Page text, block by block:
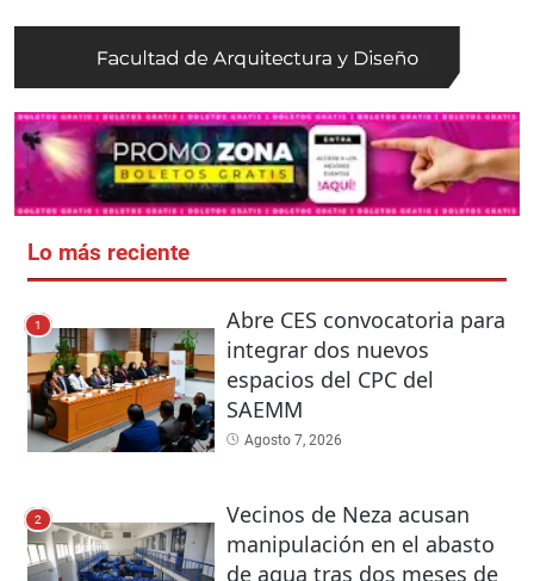
Lo más reciente
1
Abre CES convocatoria para
integrar dos nuevos
espacios del CPC del
SAEMM
Agosto 7, 2026
2
Vecinos de Neza acusan
manipulación en el abasto
de agua tras dos meses de